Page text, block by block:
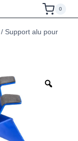
0
/ Support alu pour